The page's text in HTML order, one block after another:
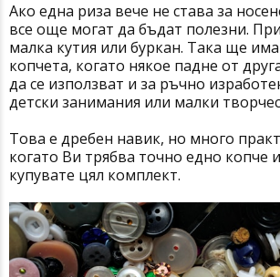
Ако една риза вече не става за
все още могат да бъдат полезни.
малка кутия или буркан. Така ще
копчета, когато някое падне от
да се използват и за ръчно
детски занимания или малки
Това е дребен навик, но много
когато Ви трябва точно едно копче
купувате цял комплект.